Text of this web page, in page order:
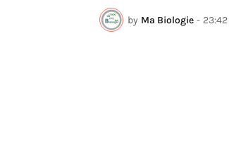
by Ma Biologie - 23:42